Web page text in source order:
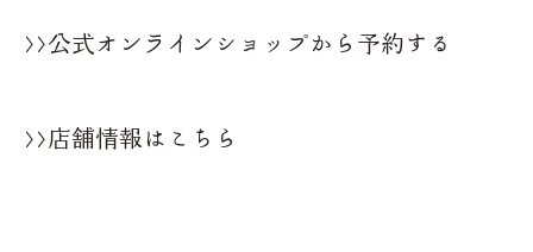
>>公式オンラインショップから予約する
>>店舗情報はこちら